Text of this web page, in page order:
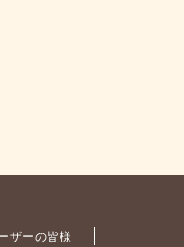
ザーの皆様